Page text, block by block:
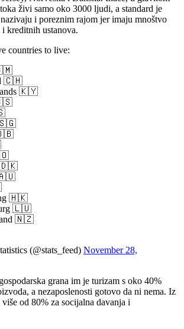
živi samo oko 3000 ljudi, a standard je
i poreznim rajom jer imaju mnoštvo
kreditnih ustanova.
countries to live:
🇨🇭
🇰🇾
🇸🇬
🇧🇧
🇩🇰
🇦🇺
🇭🇰
🇱🇺
🇳🇿
(@stats_feed) November 28,
grana im je turizam s oko 40%
a nezaposlenosti gotovo da ni nema. Iz
od 80% za socijalna davanja i